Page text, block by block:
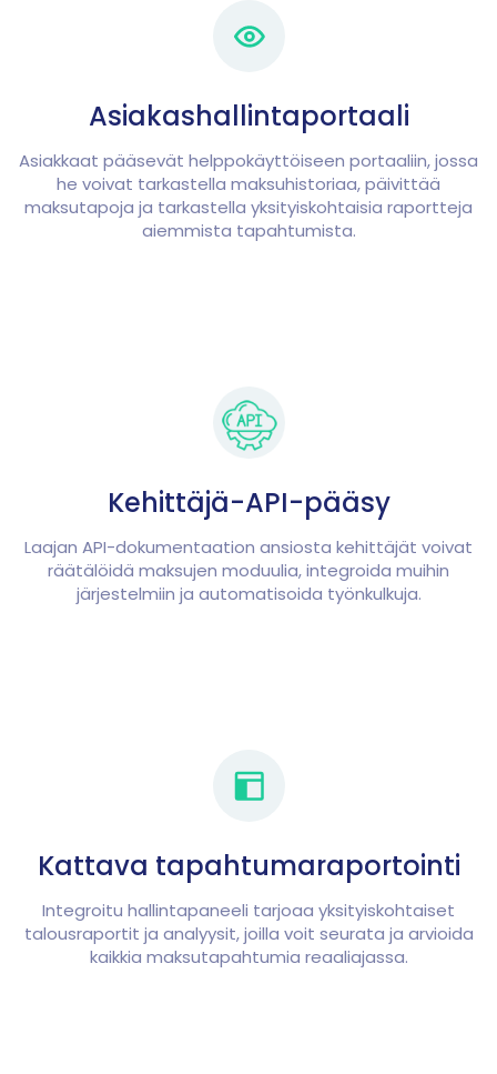
Asiakashallintaportaali
Asiakkaat pääsevät helppokäyttöiseen portaaliin, jossa
he voivat tarkastella maksuhistoriaa, päivittää
maksutapoja ja tarkastella yksityiskohtaisia raportteja
aiemmista tapahtumista.
Kehittäjä-API-pääsy
Laajan API-dokumentaation ansiosta kehittäjät voivat
räätälöidä maksujen moduulia, integroida muihin
järjestelmiin ja automatisoida työnkulkuja.
Kattava tapahtumaraportointi
Integroitu hallintapaneeli tarjoaa yksityiskohtaiset
talousraportit ja analyysit, joilla voit seurata ja arvioida
kaikkia maksutapahtumia reaaliajassa.